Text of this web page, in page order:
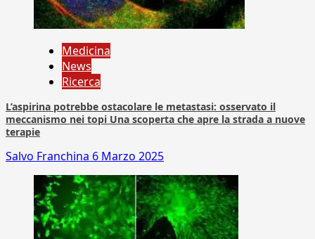
Medicina
News
Ricerca
L’aspirina potrebbe ostacolare le metastasi: osservato il
meccanismo nei topi Una scoperta che apre la strada a nuove
terapie
Salvo Franchina 6 Marzo 2025